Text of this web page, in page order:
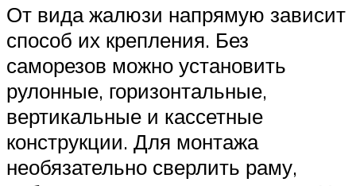
От вида жалюзи напрямую зависит
способ их крепления. Без
саморезов можно установить
рулонные, горизонтальные,
вертикальные и кассетные
конструкции. Для монтажа
необязательно сверлить раму,